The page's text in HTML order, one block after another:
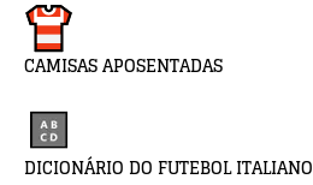
CAMISAS APOSENTADAS
DICIONÁRIO DO FUTEBOL ITALIANO